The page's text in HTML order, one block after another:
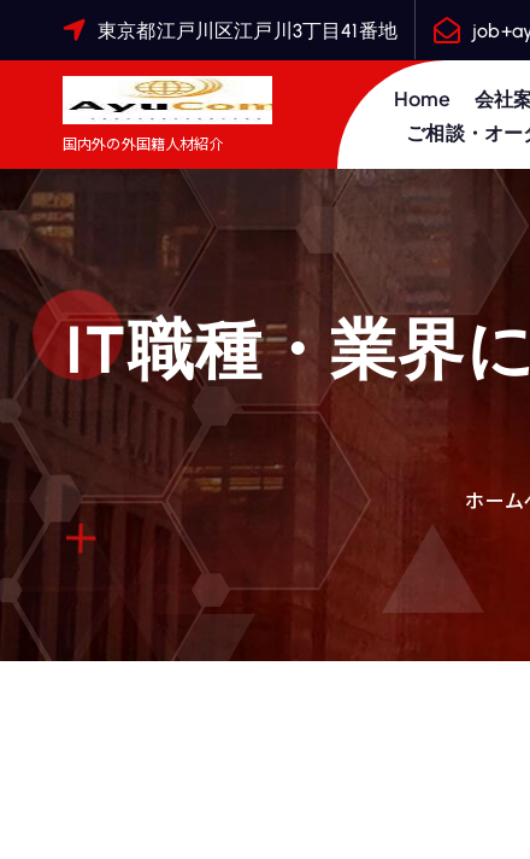
ス
キ
東京都江戸川区江戸川3丁目41番地
国内外の外国籍人材紹介
Home 会社
ご相談・オー
IT職種・業界
ホーム